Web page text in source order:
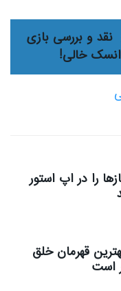
نقد و بررسی بازی
را در اپ استور
قهرمان خلق
است